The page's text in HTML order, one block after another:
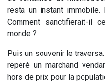
resta un instant
Comment sanctifierait-il
monde ?
Puis un souvenir le
repéré un marchand
hors de prix pour la